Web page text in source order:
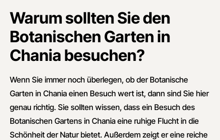
Warum sollten Sie den
Botanischen Garten in
Chania besuchen?
Wenn Sie immer noch überlegen, ob der Botanische
Garten in Chania einen Besuch wert ist, dann sind Sie hier
genau richtig. Sie sollten wissen, dass ein Besuch des
Botanischen Gartens in Chania eine ruhige Flucht in die
Schönheit der Natur bietet. Außerdem zeigt er eine reiche